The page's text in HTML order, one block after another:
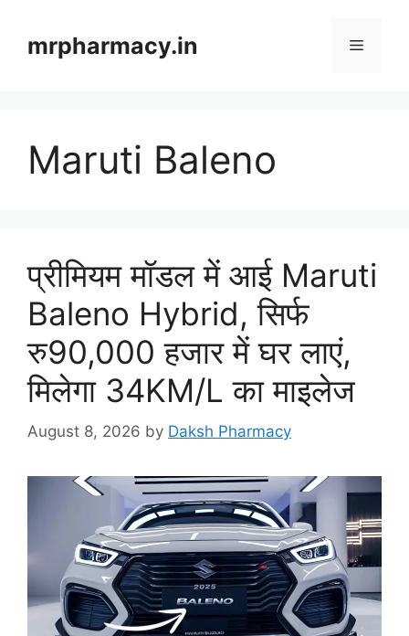
contentmrpharmacy.in Menu
Maruti Baleno
प्रीमियम मॉडल में आई Maruti
Baleno Hybrid, सिर्फ
रु90,000 हजार में घर लाएं,
मिलेगा 34KM/L का माइलेज
August 8, 2026 by Daksh Pharmacy